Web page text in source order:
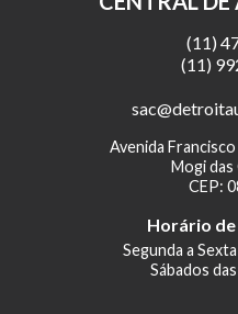
(11)
(11)
Avenida
Mogi das
CEP:
Horário
Segunda a
Sábados